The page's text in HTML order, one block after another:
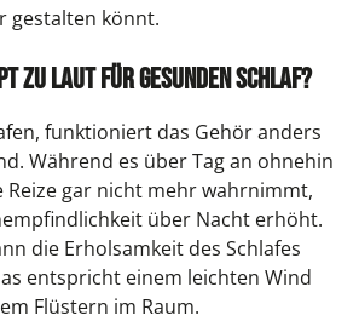
gestalten könnt.
zu laut für gesunden Schlaf?
funktioniert das Gehör anders
Während es über Tag an ohnehin
Reize gar nicht mehr wahrnimmt,
über Nacht erhöht.
die Erholsamkeit des Schlafes
entspricht einem leichten Wind
Flüstern im Raum.